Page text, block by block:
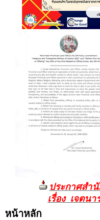
ประกาศสำ
เรื่อง เจตน
หน้าหลัก